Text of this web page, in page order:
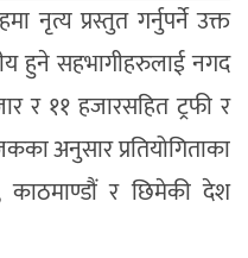
नृत्य प्रस्तुत गर्नुपर्ने उक्त
हुने सहभागीहरुलाई नगद
र ११ हजारसहित ट्रफी र
अनुसार प्रतियोगिताका
काठमाण्डौं र छिमेकी देश